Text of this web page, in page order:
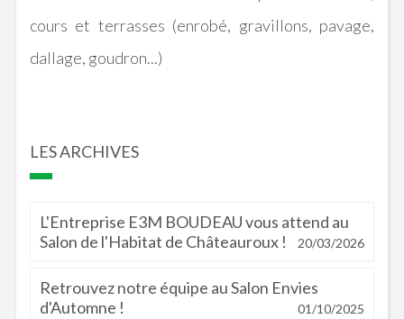
cours et terrasses (enrobé, gravillons, pavage,
dallage, goudron...)
LES ARCHIVES
L'Entreprise E3M BOUDEAU vous attend au
Salon de l'Habitat de Châteauroux !
20/03/2026
Retrouvez notre équipe au Salon Envies
d'Automne !
01/10/2025